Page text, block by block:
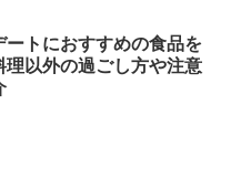
します。
ートにおすすめの食品を
理以外の過ごし方や注意